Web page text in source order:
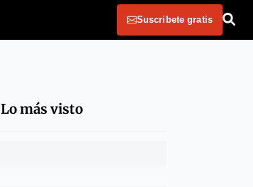
Suscribete gratis
Lo más visto